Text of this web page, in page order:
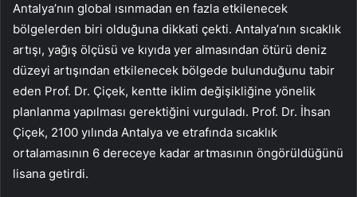
Antalya’nın global ısınmadan en fazla etkilenecek
bölgelerden biri olduğuna dikkati çekti. Antalya’nın sıcaklık
artışı, yağış ölçüsü ve kıyıda yer almasından ötürü deniz
düzeyi artışından etkilenecek bölgede bulunduğunu tabir
eden Prof. Dr. Çiçek, kentte iklim değişikliğine yönelik
planlanma yapılması gerektiğini vurguladı. Prof. Dr. İhsan
Çiçek, 2100 yılında Antalya ve etrafında sıcaklık
ortalamasının 6 dereceye kadar artmasının öngörüldüğünü
lisana getirdi.